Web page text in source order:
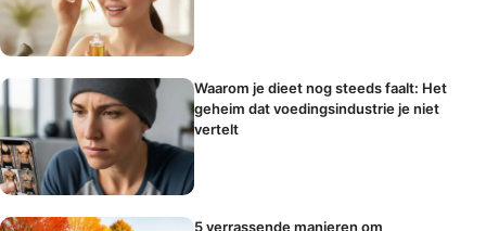
Waarom je dieet nog steeds faalt: Het
geheim dat voedingsindustrie je niet
vertelt
5 verrassende manieren om